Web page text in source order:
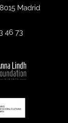
Madrid
46 73